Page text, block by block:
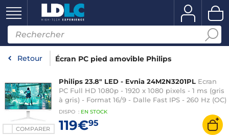
Retour Écran PC pied amovible Philips
COMPARER
Philips 23.8" LED - Evnia 24M2N3201PL Ecran
PC Full HD 1080p - 1920 x 1080 pixels - 1 ms (gris
à gris) - Format 16/9 - Dalle Fast IPS - 260 Hz (OC)
- HDR10 - Adaptive-Sync - HDMI/DisplayPort -
DISPO : EN STOCK
119€95